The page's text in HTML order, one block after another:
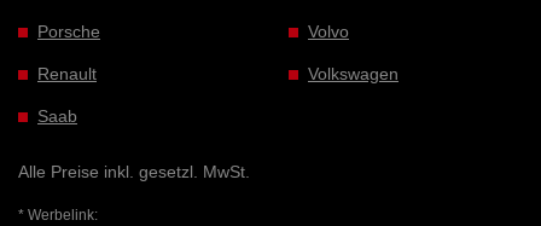
Porsche
Renault
Saab
Volvo
Volkswagen
Alle Preise inkl. gesetzl. MwSt.
* Werbelink: